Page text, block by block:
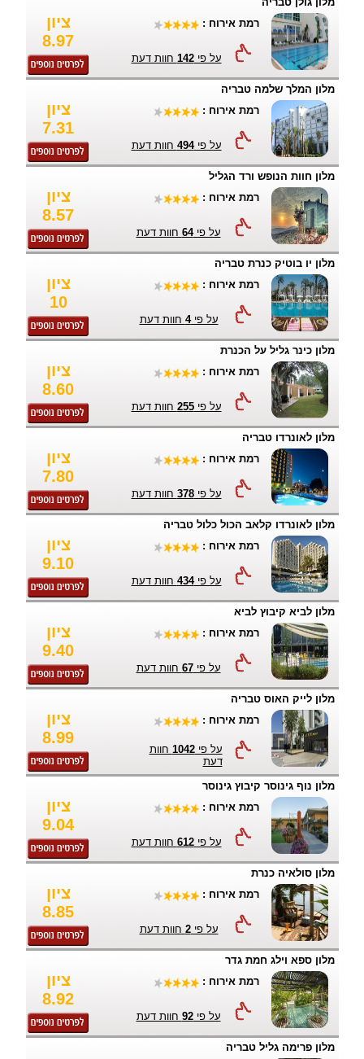
ציון
8.97
רמת אירוח :
על פי142 חוות דעת
מלון המלך שלמה טבריה
ציון
7.31
רמת אירוח :
על פי494 חוות דעת
מלון חוות הנופש ורד הגליל
ציון
8.57
רמת אירוח :
על פי64 חוות דעת
מלון יו בוטיק כנרת טבריה
ציון
10
רמת אירוח :
על פי4 חוות דעת
מלון כינר גליל על הכנרת
ציון
8.60
רמת אירוח :
על פי255 חוות דעת
מלון לאונרדו טבריה
ציון
7.80
רמת אירוח :
על פי378 חוות דעת
מלון לאונרדו קלאב הכול כלול טבריה
ציון
9.10
רמת אירוח :
על פי434 חוות דעת
מלון לביא קיבוץ לביא
ציון
9.40
רמת אירוח :
על פי67 חוות דעת
מלון לייק האוס טבריה
ציון
8.99
רמת אירוח :
על פי1042 חוות
דעת
מלון נוף גינוסר קיבוץ גינוסר
ציון
9.04
רמת אירוח :
על פי612 חוות דעת
מלון סולאיה כנרת
ציון
8.85
רמת אירוח :
על פי2 חוות דעת
מלון ספא וילג חמת גדר
ציון
8.92
רמת אירוח :
על פי92 חוות דעת
מלון פרימה גליל טבריה